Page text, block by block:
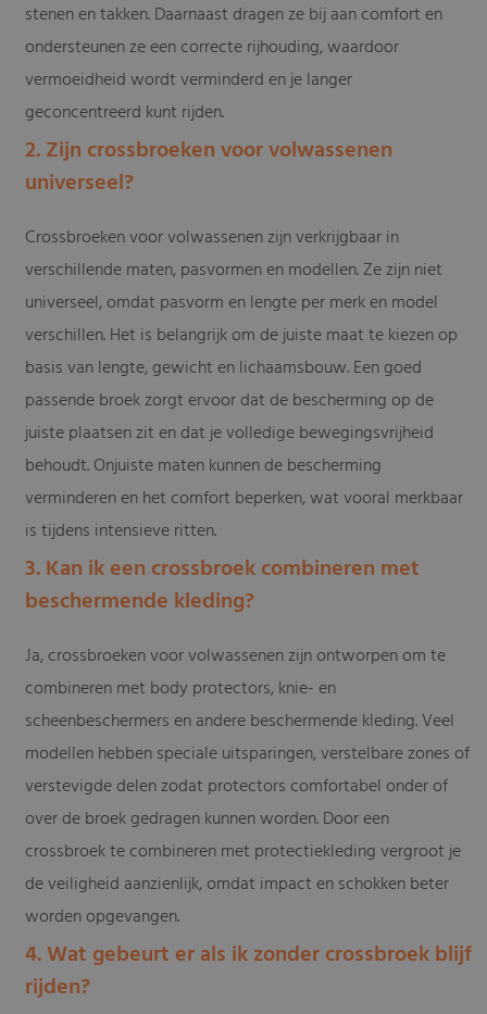
stenen en takken. Daarnaast dragen ze bij aan comfort en
ondersteunen ze een correcte rijhouding, waardoor
vermoeidheid wordt verminderd en je langer
geconcentreerd kunt rijden.
2. Zijn crossbroeken voor volwassenen
universeel?
Crossbroeken voor volwassenen zijn verkrijgbaar in
verschillende maten, pasvormen en modellen. Ze zijn niet
universeel, omdat pasvorm en lengte per merk en model
verschillen. Het is belangrijk om de juiste maat te kiezen op
basis van lengte, gewicht en lichaamsbouw. Een goed
passende broek zorgt ervoor dat de bescherming op de
juiste plaatsen zit en dat je volledige bewegingsvrijheid
behoudt. Onjuiste maten kunnen de bescherming
verminderen en het comfort beperken, wat vooral merkbaar
is tijdens intensieve ritten.
3. Kan ik een crossbroek combineren met
beschermende kleding?
Ja, crossbroeken voor volwassenen zijn ontworpen om te
combineren met body protectors, knie- en
scheenbeschermers en andere beschermende kleding. Veel
modellen hebben speciale uitsparingen, verstelbare zones of
verstevigde delen zodat protectors comfortabel onder of
over de broek gedragen kunnen worden. Door een
crossbroek te combineren met protectiekleding vergroot je
de veiligheid aanzienlijk, omdat impact en schokken beter
worden opgevangen.
4. Wat gebeurt er als ik zonder crossbroek blijf
rijden?